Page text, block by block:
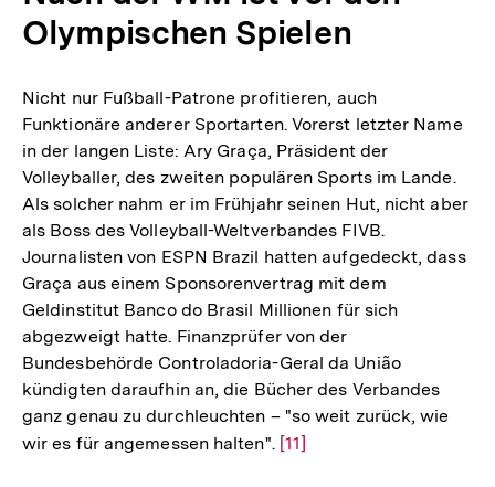
Olympischen Spielen
Nicht nur Fußball-Patrone profitieren, auch
Funktionäre anderer Sportarten. Vorerst letzter Name
in der langen Liste: Ary Graça, Präsident der
Volleyballer, des zweiten populären Sports im Lande.
Als solcher nahm er im Frühjahr seinen Hut, nicht aber
als Boss des Volleyball-Weltverbandes FIVB.
Journalisten von ESPN Brazil hatten aufgedeckt, dass
Graça aus einem Sponsorenvertrag mit dem
Geldinstitut Banco do Brasil Millionen für sich
abgezweigt hatte. Finanzprüfer von der
Bundesbehörde Controladoria-Geral da União
kündigten daraufhin an, die Bücher des Verbandes
ganz genau zu durchleuchten – "so weit zurück, wie
wir es für angemessen halten". Zur
[11]